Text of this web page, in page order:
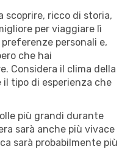
scoprire, ricco di storia,
per viaggiare lì
personali e,
che hai
Considera il clima della
tipo di esperienza che
più grandi durante
sarà anche più vivace
sarà probabilmente più